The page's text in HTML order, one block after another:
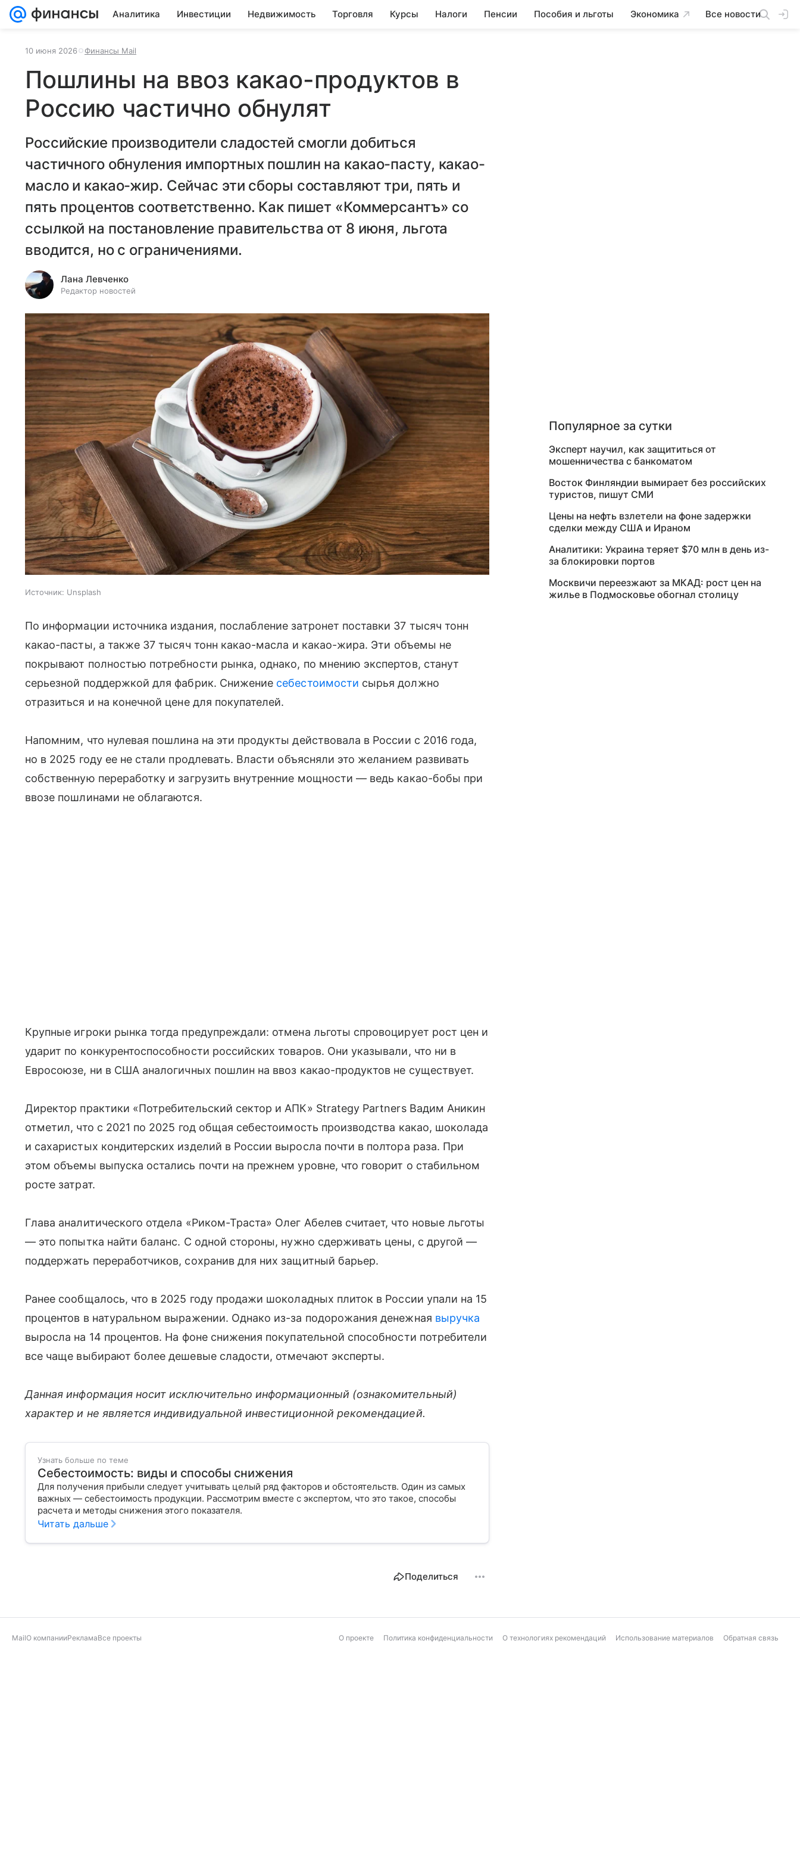
Аналитика Инвестиции Недвижимость Торговля Курсы Налоги Пенсии Пособия и льготы Экономика Все новости
10 июня 2026 Финансы Mail
Пошлины на ввоз какао-продуктов в
Россию частично обнулят
Российские производители сладостей смогли добиться
частичного обнуления импортных пошлин на какао-пасту, какао-
масло и какао-жир. Сейчас эти сборы составляют три, пять и
пять процентов соответственно. Как пишет «Коммерсантъ» со
ссылкой на постановление правительства от 8 июня, льгота
вводится, но с ограничениями.
Лана Левченко
Редактор новостей
Источник: Unsplash
По информации источника издания, послабление затронет поставки 37 тысяч тонн
какао-пасты, а также 37 тысяч тонн какао-масла и какао-жира. Эти объемы не
покрывают полностью потребности рынка, однако, по мнению экспертов, станут
серьезной поддержкой для фабрик. Снижение себестоимости сырья должно
отразиться и на конечной цене для покупателей.
Напомним, что нулевая пошлина на эти продукты действовала в России с 2016 года,
но в 2025 году ее не стали продлевать. Власти объясняли это желанием развивать
собственную переработку и загрузить внутренние мощности — ведь какао-бобы при
ввозе пошлинами не облагаются.
Крупные игроки рынка тогда предупреждали: отмена льготы спровоцирует рост цен и
ударит по конкурентоспособности российских товаров. Они указывали, что ни в
Евросоюзе, ни в США аналогичных пошлин на ввоз какао-продуктов не существует.
Директор практики «Потребительский сектор и АПК» Strategy Partners Вадим Аникин
отметил, что с 2021 по 2025 год общая себестоимость производства какао, шоколада
и сахаристых кондитерских изделий в России выросла почти в полтора раза. При
этом объемы выпуска остались почти на прежнем уровне, что говорит о стабильном
росте затрат.
Глава аналитического отдела «Риком-Траста» Олег Абелев считает, что новые льготы
— это попытка найти баланс. С одной стороны, нужно сдерживать цены, с другой —
поддержать переработчиков, сохранив для них защитный барьер.
Ранее сообщалось, что в 2025 году продажи шоколадных плиток в России упали на 15
процентов в натуральном выражении. Однако из-за подорожания денежная выручка
выросла на 14 процентов. На фоне снижения покупательной способности потребители
все чаще выбирают более дешевые сладости, отмечают эксперты.
Данная информация носит исключительно информационный (ознакомительный)
характер и не является индивидуальной инвестиционной рекомендацией.
Узнать больше по теме
Себестоимость: виды и способы снижения
Для получения прибыли следует учитывать целый ряд факторов и обстоятельств. Один из самых
важных — себестоимость продукции. Рассмотрим вместе с экспертом, что это такое, способы
расчета и методы снижения этого показателя.
Читать дальше
Поделиться
Популярное за сутки
Эксперт научил, как защититься от
мошенничества с банкоматом
Восток Финляндии вымирает без российских
туристов, пишут СМИ
Цены на нефть взлетели на фоне задержки
сделки между США и Ираном
Аналитики: Украина теряет $70 млн в день из-
за блокировки портов
Москвичи переезжают за МКАД: рост цен на
жилье в Подмосковье обогнал столицу
MailО компанииРекламаВсе проекты О проекте Политика конфиденциальности О технологиях рекомендаций Использование материалов Обратная связь